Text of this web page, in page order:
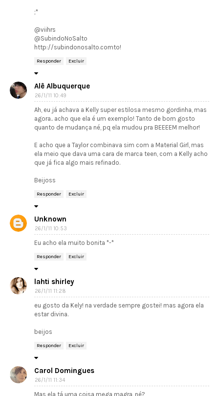
;*
@viihrs
@SubindoNoSalto
http://subindonosalto.comto!
Responder Excluir
Alê Albuquerque
26/1/11 10:49
Ah, eu já achava a Kelly super estilosa mesmo gordinha, mas
agora.. acho que ela é um exemplo! Tanto de bom gosto
quanto de mudança né, pq ela mudou pra BEEEEM melhor!
E acho que a Taylor combinava sim com a Material Girl, mas
ela meio que dava uma cara de marca teen, com a Kelly acho
que já fica algo mais refinado.
Beijoss
Responder Excluir
Unknown
26/1/11 10:53
Eu acho ela muito bonita *-*
Responder Excluir
lahti shirley
26/1/11 11:28
eu gosto da Kely! na verdade sempre gostei! mas agora ela
estar divina.
beijos
Responder Excluir
Carol Domingues
26/1/11 11:34
Mas ela tá uma coisa mega magra, né?